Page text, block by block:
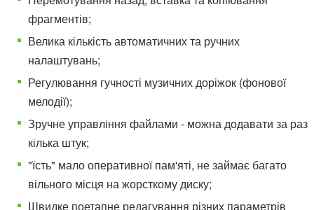
фрагментів;
Велика кількість автоматичних та ручних
налаштувань;
Регулювання гучності музичних доріжок (фонової
мелодії);
Зручне управління файлами - можна додавати за раз
кілька штук;
"їсть" мало оперативної пам'яті, не займає багато
вільного місця на жорсткому диску;
Швидке поетапне редагування різних параметрів